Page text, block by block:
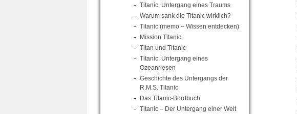
Titanic. Untergang eines Traums
Warum sank die Titanic wirklich?
Titanic (memo – Wissen entdecken)
Mission Titanic
Titan und Titanic
Titanic. Untergang eines
Ozeanriesen
Geschichte des Untergangs der
R.M.S. Titanic
Das Titanic-Bordbuch
Titanic – Der Untergang einer Welt